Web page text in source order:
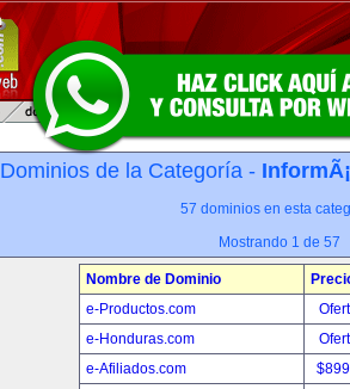
Dominios de la Categoría -
57 dominios en esta
Mostrando 1 de 57
Nombre de Dominio
e-Productos.com
e-Honduras.com
e-Afiliados.com